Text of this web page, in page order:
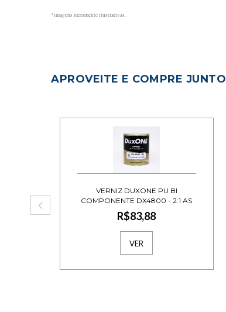
*imagens meramente ilustrativas.
APROVEITE E COMPRE JUNTO
VERNIZ DUXONE PU BI
COMPONENTE DX4800 - 2:1 AS
0.9L -AXALTA
R$83,88
VER